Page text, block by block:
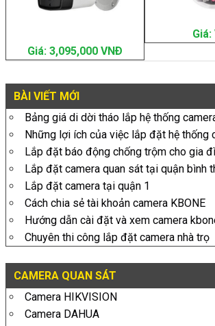
Giá: 3,095,000 VNÐ
Giá:
BÀI VIẾT MỚI
Bảng giá di dời tháo lắp hệ thống
Những lợi ích của việc lắp đặt hệ thống
Lắp đặt báo động chống trộm cho gia
Lắp đặt camera quan sát tại quận bình
Lắp đặt camera tại quận 1
Cách chia sẻ tài khoản camera KBONE
Hướng dẫn cài đặt và xem camera
Chuyên thi công lắp đặt camera nhà trọ
CAMERA QUAN SÁT
Camera HIKVISION
Camera DAHUA